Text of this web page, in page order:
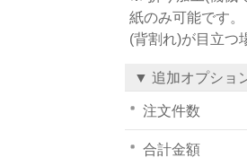
紙のみ可能です
(背割れ)が目立つ
▼ 追加オプショ
注文件数
合計金額